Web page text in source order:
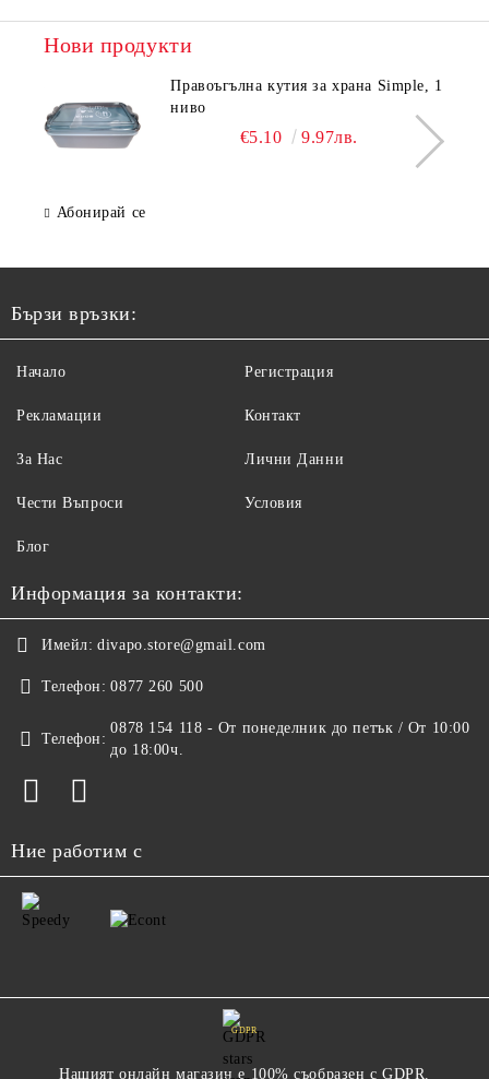
Нови продукти
Правоъгълна кутия за храна Simple, 1
ниво
€5.10 9.97лв.
Абонирай се
Бързи връзки:
Начало
Рекламации
За Нас
Чести Въпроси
Регистрация
Контакт
Лични Данни
Условия
Блог
Информация за контакти:
Имейл: divapo.store@gmail.com
Телефон: 0877 260 500
Телефон:
0878 154 118 - От понеделник до петък / От 10:00
до 18:00ч.
Ние работим с
GDPR
Нашият онлайн магазин е 100% съобразен с GDPR.